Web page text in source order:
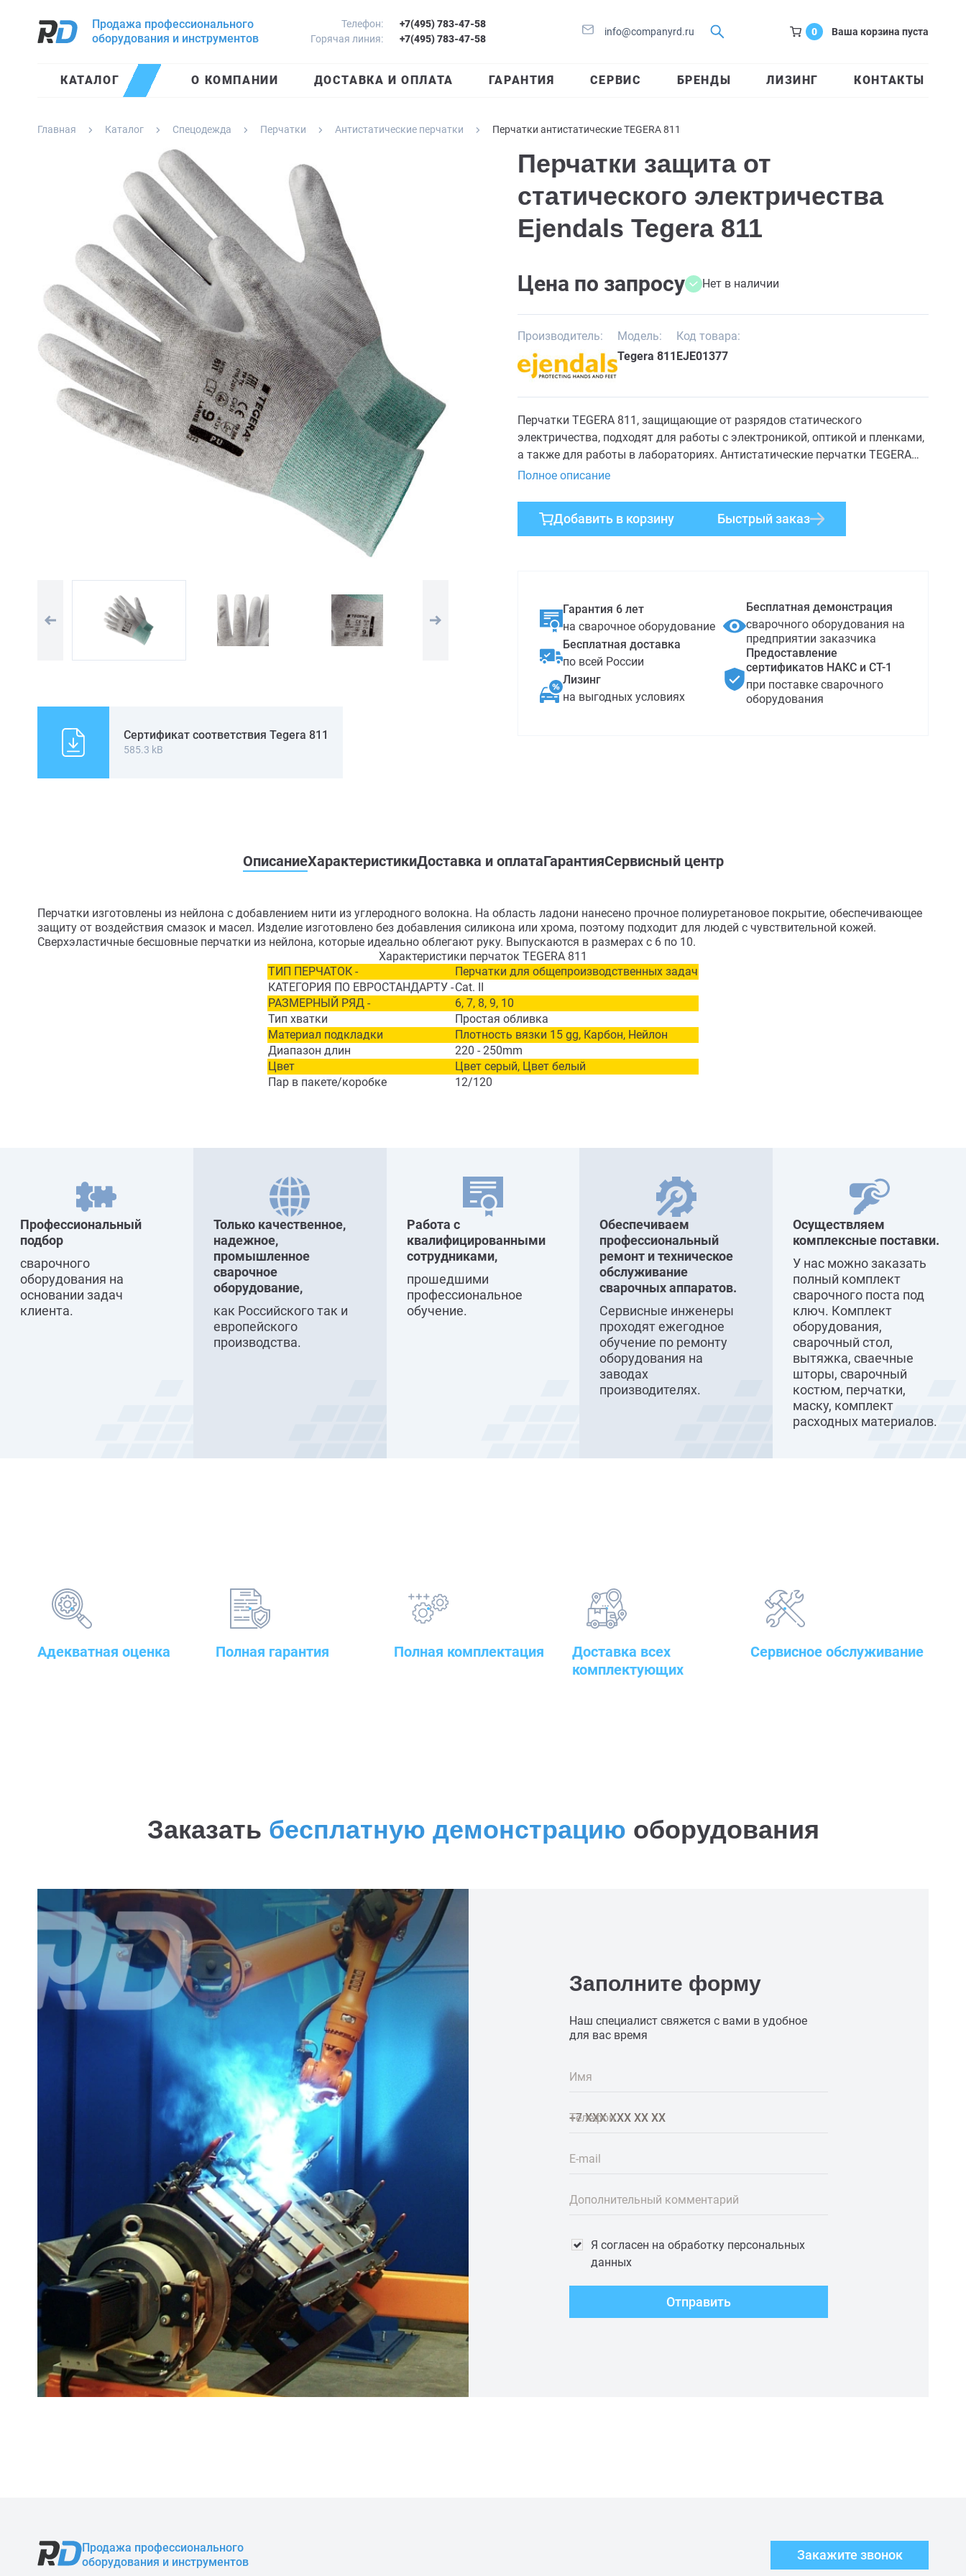
Продажа профессионального
оборудования и инструментов
Телефон:
+7(495) 783-47-58
Горячая линия:
+7(495) 783-47-58
info@companyrd.ru 0 Ваша корзина пуста
КАТАЛОГ О КОМПАНИИ ДОСТАВКА И ОПЛАТА ГАРАНТИЯ СЕРВИС БРЕНДЫ ЛИЗИНГ КОНТАКТЫ
Главная Каталог Спецодежда Перчатки Антистатические перчатки Перчатки антистатические TEGERA 811
Сертификат соответствия Tegera 811
585.3 kB
Перчатки защита от
статического электричества
Ejendals Tegera 811
Цена по запросу Нет в наличии
Производитель:
Модель:
Tegera 811
Код товара:
EJE01377
Перчатки TEGERA 811, защищающие от разрядов статического
электричества, подходят для работы с электроникой, оптикой и пленками,
а также для работы в лабораториях. Антистатические перчатки TEGERA
811 защищают от разрядов статического электричества.
Полное описание
Добавить в корзину Быстрый заказ
Гарантия 6 лет
на сварочное оборудование
Бесплатная доставка
по всей России
Лизинг
на выгодных условиях
Бесплатная демонстрация
сварочного оборудования на
предприятии заказчика
Предоставление
сертификатов НАКС и СТ-1
при поставке сварочного
оборудования
ОписаниеХарактеристикиДоставка и оплатаГарантияСервисный центр
Перчатки изготовлены из нейлона с добавлением нити из углеродного волокна. На область ладони нанесено прочное полиуретановое покрытие, обеспечивающее
защиту от воздействия смазок и масел. Изделие изготовлено без добавления силикона или хрома, поэтому подходит для людей с чувствительной кожей.
Сверхэластичные бесшовные перчатки из нейлона, которые идеально облегают руку. Выпускаются в размерах с 6 по 10.
Характеристики перчаток TEGERA 811
ТИП ПЕРЧАТОК -
Перчатки для общепроизводственных задач
КАТЕГОРИЯ ПО ЕВРОСТАНДАРТУ -Cat. II
РАЗМЕРНЫЙ РЯД -
6, 7, 8, 9, 10
Тип хватки
Простая обливка
Материал подкладки
Плотность вязки 15 gg, Карбон, Нейлон
Диапазон длин
220 - 250mm
Цвет
Цвет серый, Цвет белый
Пар в пакете/коробке
12/120
Профессиональный
подбор
сварочного
оборудования на
основании задач
клиента.
Только качественное,
надежное,
промышленное
сварочное
оборудование,
как Российского так и
европейского
производства.
Работа с
квалифицированными
сотрудниками,
прошедшими
профессиональное
обучение.
Обеспечиваем
профессиональный
ремонт и техническое
обслуживание
сварочных аппаратов.
Сервисные инженеры
проходят ежегодное
обучение по ремонту
оборудования на
заводах
производителях.
Осуществляем
комплексные поставки.
У нас можно заказать
полный комплект
сварочного поста под
ключ. Комплект
оборудования,
сварочный стол,
вытяжка, сваечные
шторы, сварочный
костюм, перчатки,
маску, комплект
расходных материалов.
Адекватная оценка Полная гарантия Полная комплектация
Доставка всех
комплектующих
Сервисное обслуживание
Заказать бесплатную демонстрацию оборудования
Заполните форму
Наш специалист свяжется с вами в удобное
для вас время
Имя
Телефон
E-mail
Дополнительный комментарий
Я согласен на обработку персональных
данных
Отправить
Продажа профессионального
оборудования и инструментов
Закажите звонок